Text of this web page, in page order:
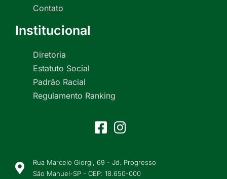
Contato
Institucional
Diretoria
Estatuto Social
Padrão Racial
Regulamento Ranking
Rua Marcelo Giorgi, 69 - Jd. Progresso
São Manuel-SP - CEP: 18.650-000